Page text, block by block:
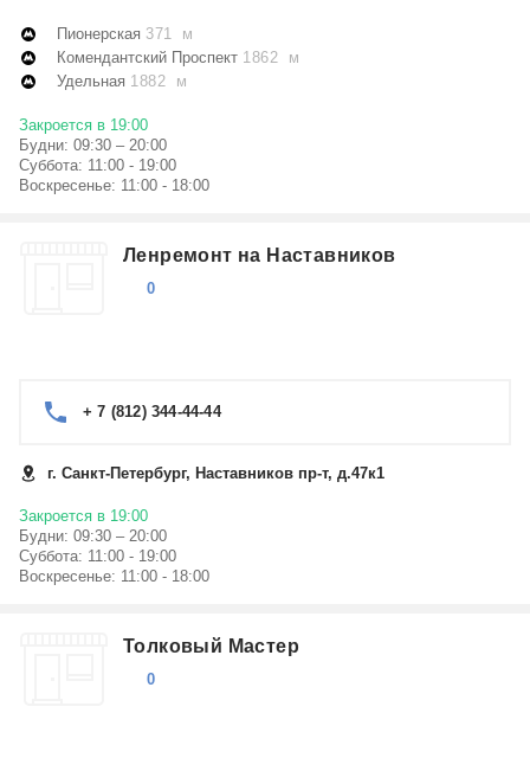
Пионерская 371 м
Комендантский Проспект 1862 м
Удельная 1882 м
Закроется в 19:00
Будни: 09:30 – 20:00
Суббота: 11:00 - 19:00
Воскресенье: 11:00 - 18:00
Ленремонт на Наставников
0
+ 7 (812) 344-44-44
г. Санкт-Петербург, Наставников пр-т, д.47к1
Закроется в 19:00
Будни: 09:30 – 20:00
Суббота: 11:00 - 19:00
Воскресенье: 11:00 - 18:00
Толковый Мастер
0